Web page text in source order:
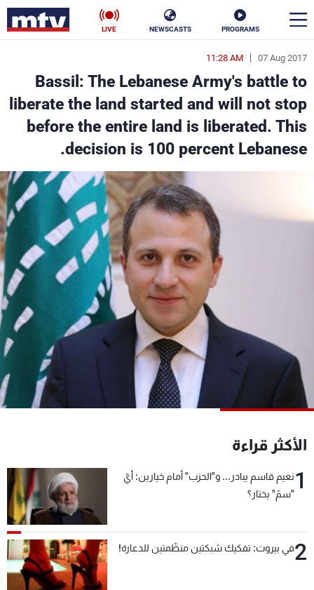
PROGRAMS
NEWSCASTS
LIVE
07 Aug 2017
11:28 AM
Bassil: The Lebanese Army's battle to
liberate the land started and will not stop
before the entire land is liberated. This
decision is 100 percent Lebanese.
الأكثر قراءة
1نعيم قاسم يبادر... و"الحزب" أمام خيارين: أيّ
"سمّ" يختار؟
2في بيروت: تفكيك شبكتين منظّمتين للدعارة!
en
الأخبار
سياسة ناس
رياضة
شاهد البرامج
الترددات
عن MTV
الإنـتـاج
وظائف
تواصل معنا